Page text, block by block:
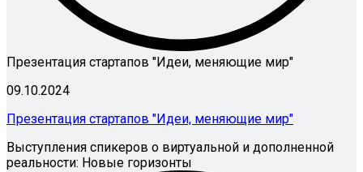
Презентация стартапов "Идеи, меняющие мир"
09.10.2024
Презентация стартапов "Идеи, меняющие мир"
Выступления спикеров о виртуальной и дополненной
реальности: Новые горизонты